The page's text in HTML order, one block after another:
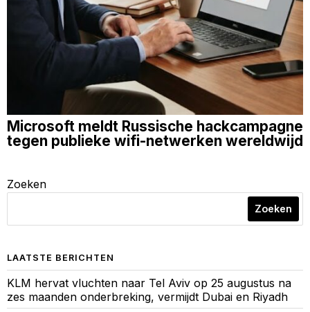
Microsoft meldt Russische hackcampagne
tegen publieke wifi-netwerken wereldwijd
Zoeken
Zoeken
LAATSTE BERICHTEN
KLM hervat vluchten naar Tel Aviv op 25 augustus na
zes maanden onderbreking, vermijdt Dubai en Riyadh